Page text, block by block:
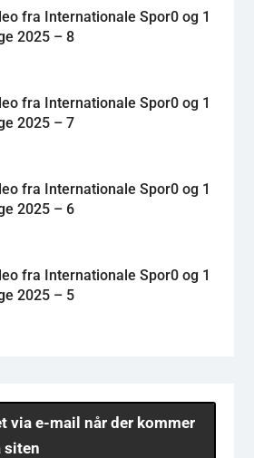
fra Internationale Spor0 og 1
2025 – 8
fra Internationale Spor0 og 1
2025 – 7
fra Internationale Spor0 og 1
2025 – 6
fra Internationale Spor0 og 1
2025 – 5
via e-mail når der kommer
siten